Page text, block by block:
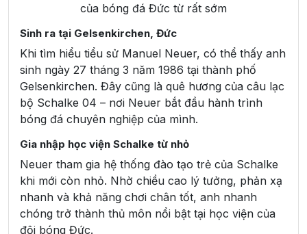
của bóng đá Đức từ rất sớm
Sinh ra tại Gelsenkirchen, Đức
Khi tìm hiểu tiểu sử Manuel Neuer, có thể thấy anh
sinh ngày 27 tháng 3 năm 1986 tại thành phố
Gelsenkirchen. Đây cũng là quê hương của câu lạc
bộ Schalke 04 – nơi Neuer bắt đầu hành trình
bóng đá chuyên nghiệp của mình.
Gia nhập học viện Schalke từ nhỏ
Neuer tham gia hệ thống đào tạo trẻ của Schalke
khi mới còn nhỏ. Nhờ chiều cao lý tưởng, phản xạ
nhanh và khả năng chơi chân tốt, anh nhanh
chóng trở thành thủ môn nổi bật tại học viện của
đội bóng Đức.